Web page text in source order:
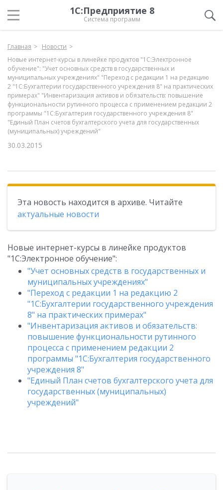
1С:Предприятие 8
Система программ
Главная
Новости
Новые интернет-курсы в линейке продуктов "1С:Электронное
обучение": "Учет основных средств в государственных и
муниципальных учреждениях" "Переход с редакции 1 на редакцию
2 "1С:Бухгалтерии государственного учреждения 8" на практических
примерах" "Инвентаризация активов и обязательств: повышение
функциональности рутинного процесса с применением редакции 2
программы "1С:Бухгалтерия государственного учреждения 8"
"Единый План счетов бухгалтерского учета для государственных
(муниципальных) учреждений"
30.03.2015
Эта новость находится в архиве. Читайте
актуальные новости
Новые интернет-курсы в линейке продуктов
"1С:Электронное обучение":
"Учет основных средств в государственных и
муниципальных учреждениях"
"Переход с редакции 1 на редакцию 2
"1С:Бухгалтерии государственного учреждения
8" на практических примерах"
"Инвентаризация активов и обязательств:
повышение функциональности рутинного
процесса с применением редакции 2
программы "1С:Бухгалтерия государственного
учреждения 8"
"Единый План счетов бухгалтерского учета для
государственных (муниципальных)
учреждений"